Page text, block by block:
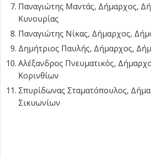
Παναγιώτης Μαντάς, Δήμαρχος,
Κυνουρίας
Παναγιώτης Νίκας, Δήμαρχος,
Δημήτριος Παυλής, Δήμαρχος,
Αλέξανδρος Πνευματικός,
Κορινθίων
Σπυρίδωνας Σταματόπουλος,
Σικυωνίων